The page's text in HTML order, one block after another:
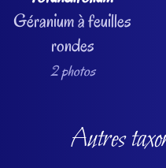
Géranium à feuilles
rondes
2 photos
Autres